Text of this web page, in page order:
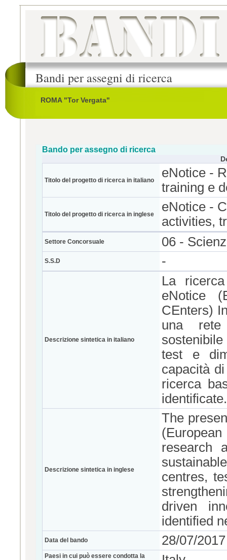
Bandi per assegni di ricerca
ROMA "Tor Vergata"
Bando per assegno di ricerca
Titolo del progetto di ricerca in italiano
eNotice -
training e
Titolo del progetto di ricerca in inglese
eNotice -
activities,
Settore Concorsuale 06 -
S.S.D -
Descrizione sintetica in italiano
La
eNotice
CEnters)
una rete
test e
capacità
ricerca
identificate.
Descrizione sintetica in inglese
The
research
centres,
driven
identified
Data del bando 28/07/2017
Paesi in cui può essere condotta la